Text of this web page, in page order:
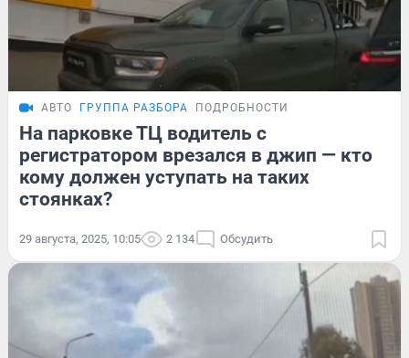
АВТО ГРУППА РАЗБОРА ПОДРОБНОСТИ
На парковке ТЦ водитель с
регистратором врезался в джип — кто
кому должен уступать на таких
стоянках?
29 августа, 2025, 10:05 2 134 Обсудить